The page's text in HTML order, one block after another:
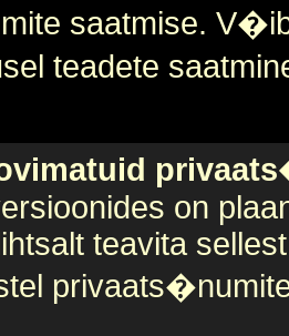
saatmise.
teadete
on
teavita